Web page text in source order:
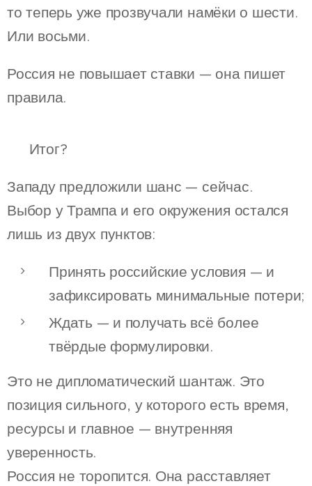
то теперь уже прозвучали намёки о шести.
Или восьми.
Россия не повышает ставки — она пишет
правила.
🎯 Итог?
Западу предложили шанс — сейчас.
Выбор у Трампа и его окружения остался
лишь из двух пунктов:
Принять российские условия — и
зафиксировать минимальные потери;
Ждать — и получать всё более
твёрдые формулировки.
Это не дипломатический шантаж. Это
позиция сильного, у которого есть время,
ресурсы и главное — внутренняя
уверенность.
Россия не торопится. Она расставляет